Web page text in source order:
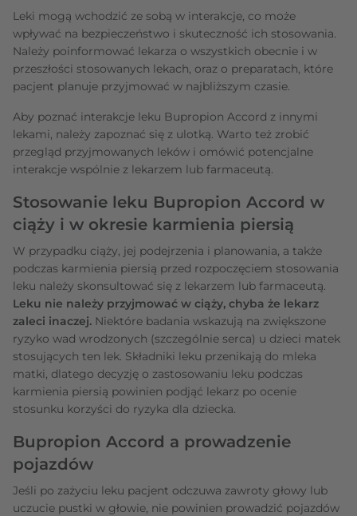
Leki mogą wchodzić ze sobą w interakcje, co może
wpływać na bezpieczeństwo i skuteczność ich stosowania.
Należy poinformować lekarza o wszystkich obecnie i w
przeszłości stosowanych lekach, oraz o preparatach, które
pacjent planuje przyjmować w najbliższym czasie.
Aby poznać interakcje leku Bupropion Accord z innymi
lekami, należy zapoznać się z ulotką. Warto też zrobić
przegląd przyjmowanych leków i omówić potencjalne
interakcje wspólnie z lekarzem lub farmaceutą.
Stosowanie leku Bupropion Accord w
ciąży i w okresie karmienia piersią
W przypadku ciąży, jej podejrzenia i planowania, a także
podczas karmienia piersią przed rozpoczęciem stosowania
leku należy skonsultować się z lekarzem lub farmaceutą.
Leku nie należy przyjmować w ciąży, chyba że lekarz
zaleci inaczej. Niektóre badania wskazują na zwiększone
ryzyko wad wrodzonych (szczególnie serca) u dzieci matek
stosujących ten lek. Składniki leku przenikają do mleka
matki, dlatego decyzję o zastosowaniu leku podczas
karmienia piersią powinien podjąć lekarz po ocenie
stosunku korzyści do ryzyka dla dziecka.
Bupropion Accord a prowadzenie
pojazdów
Jeśli po zażyciu leku pacjent odczuwa zawroty głowy lub
uczucie pustki w głowie, nie powinien prowadzić pojazdów